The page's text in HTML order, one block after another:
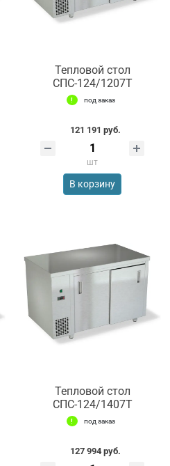
Тепловой стол
СПС-124/1207Т
под заказ
121 191 руб.
шт
В корзину
Тепловой стол
СПС-124/1407Т
под заказ
127 994 руб.